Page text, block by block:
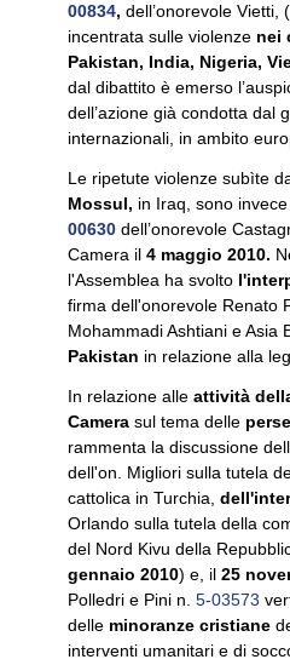
00834, dell’onorevole
incentrata sulle violenze nei
Pakistan, India, Nigeria,
dal dibattito è emerso
dell’azione già condotta dal
internazionali, in ambito
Le ripetute violenze subìte
Mossul, in Iraq, sono
00630 dell’onorevole
Camera il 4 maggio 2010.
l'Assemblea ha svolto
firma dell'onorevole Renato
Mohammadi Ashtiani e Asia
Pakistan in relazione alla
In relazione alle attività
Camera sul tema delle
rammenta la discussione
dell'on. Migliori sulla tutela
cattolica in Turchia,
Orlando sulla tutela della
del Nord Kivu della
gennaio 2010) e, il 25
Polledri e Pini n. 5-03573
delle minoranze cristiane
interventi umanitari e di